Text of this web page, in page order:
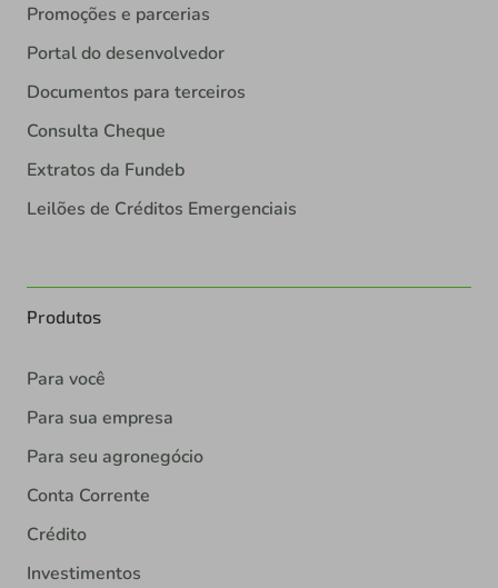
Promoções e parcerias
Portal do desenvolvedor
Documentos para terceiros
Consulta Cheque
Extratos da Fundeb
Leilões de Créditos Emergenciais
Produtos
Para você
Para sua empresa
Para seu agronegócio
Conta Corrente
Crédito
Investimentos